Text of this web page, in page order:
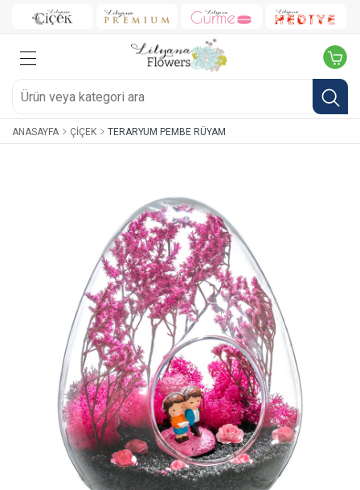
ANASAYFA ÇIÇEK TERARYUM PEMBE RÜYAM